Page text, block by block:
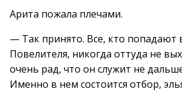
Арита пожала плечами.
— Так принято. Все, кто попадают
Повелителя, никогда оттуда не
очень рад, что он служит не
Именно в нем состоится отбор,